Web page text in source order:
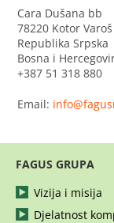
Cara Dušana bb
78220 Kotor Varoš
Republika Srpska
Bosna i
+387 51 318 880
Email:
FAGUS GRUPA
Vizija i misija
Djelatnost